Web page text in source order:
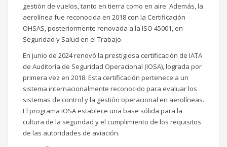
gestión de vuelos, tanto en tierra como en aire. Además, la
aerolínea fue reconocida en 2018 con la Certificación
OHSAS, posteriormente renovada a la ISO 45001, en
Seguridad y Salud en el Trabajo.
En junio de 2024 renovó la prestigiosa certificación de IATA
de Auditoría de Seguridad Operacional (IOSA), lograda por
primera vez en 2018. Esta certificación pertenece a un
sistema internacionalmente reconocido para evaluar los
sistemas de control y la gestión operacional en aerolíneas.
El programa IOSA establece una base sólida para la
cultura de la seguridad y el cumplimiento de los requisitos
de las autoridades de aviación.